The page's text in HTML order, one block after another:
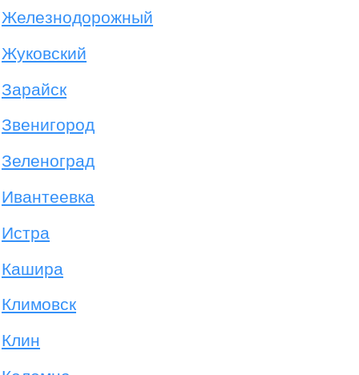
Железнодорожный
Жуковский
Зарайск
Звенигород
Зеленоград
Ивантеевка
Истра
Кашира
Климовск
Клин